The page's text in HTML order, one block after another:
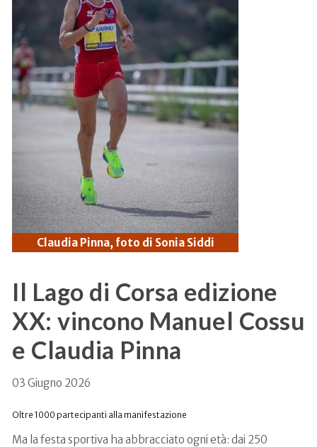
Claudia Pinna, foto di Sonia Siddi
Il Lago di Corsa edizione
XX: vincono Manuel Cossu
e Claudia Pinna
03 Giugno 2026
Oltre 1000 partecipanti alla manifestazione
Ma la festa sportiva ha abbracciato ogni età: dai 250